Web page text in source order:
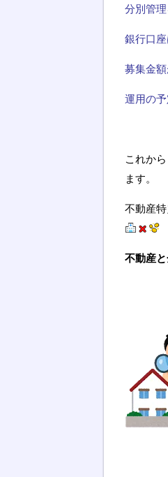
分別管
銀行口
募集金
運用の
これか
ます。
不動産
不動産